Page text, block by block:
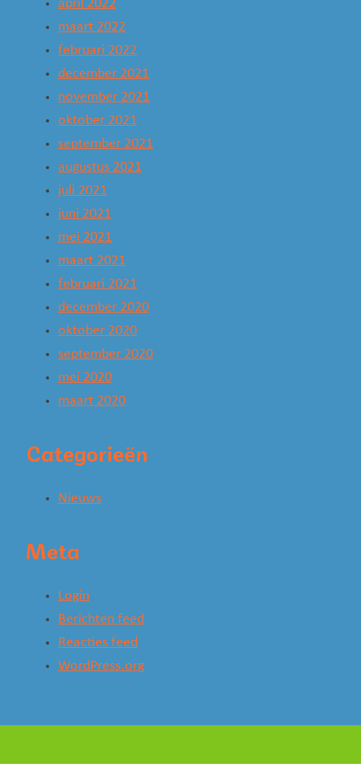
april 2022
maart 2022
februari 2022
december 2021
november 2021
oktober 2021
september 2021
augustus 2021
juli 2021
juni 2021
mei 2021
maart 2021
februari 2021
december 2020
oktober 2020
september 2020
mei 2020
maart 2020
Categorieën
Nieuws
Meta
Login
Berichten feed
Reacties feed
WordPress.org